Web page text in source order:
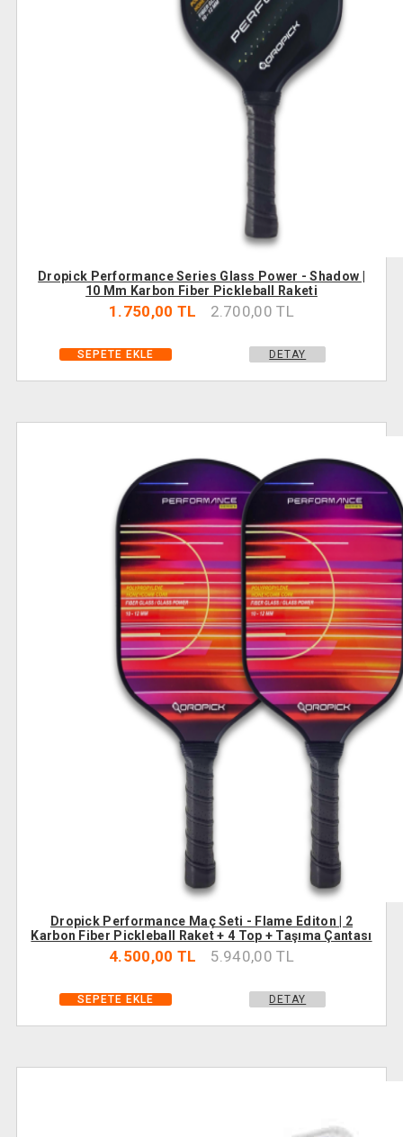
Dropick Performance Series Glass Power - Shadow |
10 Mm Karbon Fiber Pickleball Raketi
1.750,00 TL 2.700,00 TL
SEPETE EKLE DETAY
Dropick Performance Maç Seti - Flame Editon | 2
Karbon Fiber Pickleball Raket + 4 Top + Taşıma Çantası
4.500,00 TL 5.940,00 TL
SEPETE EKLE DETAY